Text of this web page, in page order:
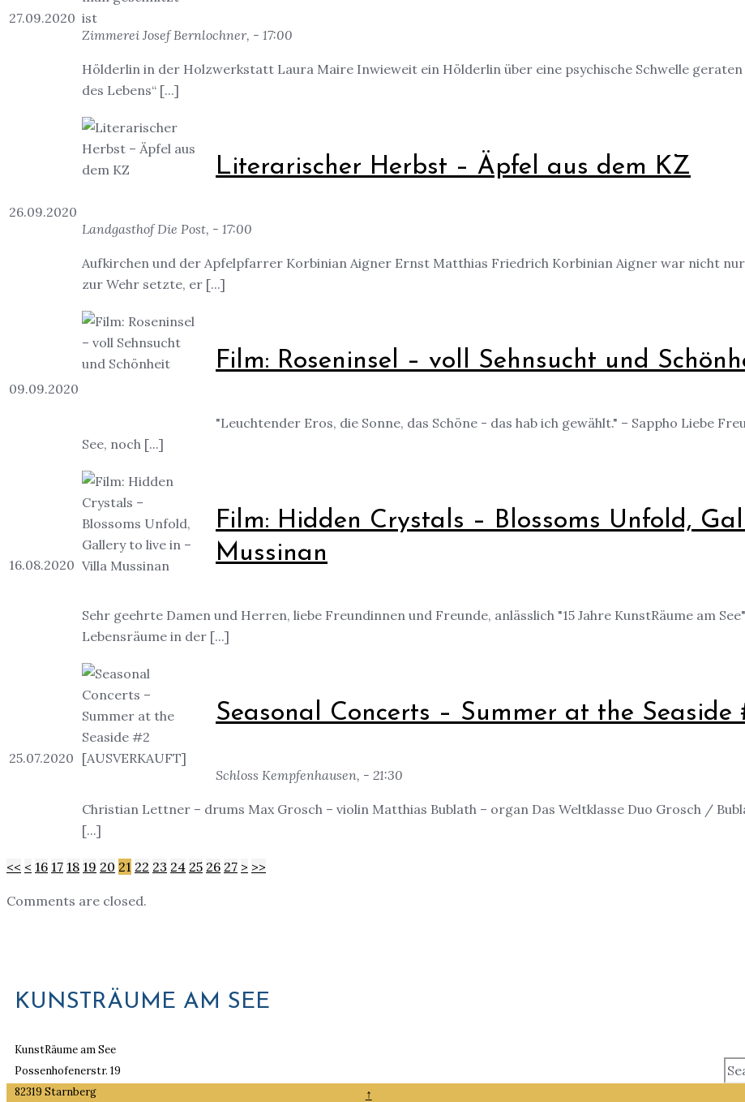
27.09.2020
Zimmerei Josef Bernlochner, - 17:00
Hölderlin in der Holzwerkstatt Laura Maire Inwieweit ein Hölderlin über eine psychische Schwelle
des Lebens“ [...]
26.09.2020
Literarischer Herbst – Äpfel aus dem KZ
Landgasthof Die Post, - 17:00
Aufkirchen und der Apfelpfarrer Korbinian Aigner Ernst Matthias Friedrich Korbinian Aigner war nicht
zur Wehr setzte, er [...]
09.09.2020
Film: Roseninsel – voll Sehnsucht und
"Leuchtender Eros, die Sonne, das Schöne - das hab ich gewählt." – Sappho Liebe
See, noch [...]
16.08.2020
Film: Hidden Crystals – Blossoms Unfold,
Mussinan
Sehr geehrte Damen und Herren, liebe Freundinnen und Freunde, anlässlich "15 Jahre KunstRäume am
Lebensräume in der [...]
25.07.2020
Seasonal Concerts – Summer at the Seaside
Schloss Kempfenhausen, - 21:30
Christian Lettner – drums Max Grosch – violin Matthias Bublath – organ Das Weltklasse Duo Grosch /
[...]
<< < 16 17 18 19 20 21 22 23 24 25 26 27 > >>
Comments are closed.
KUNSTRÄUME AM SEE
KunstRäume am See
Possenhofenerstr. 19
82319 Starnberg
↑